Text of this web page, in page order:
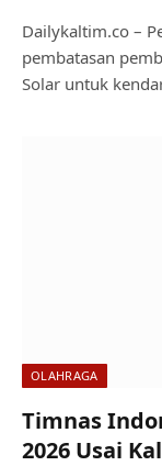
Dailykaltim.co –
pembatasan
Solar untuk
OLAHRAGA
Timnas
2026 Usai